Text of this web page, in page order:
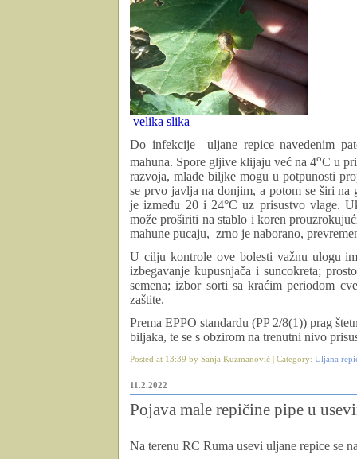
velika slika
Do infekcije uljane repice navedenim
mahuna. Spore gljive klijaju već na 4oC u
razvoja, mlade biljke mogu u potpunosti
se prvo javlja na donjim, a potom se širi na
je između 20 i 24°C uz prisustvo vlage.
može proširiti na stablo i koren
mahune pucaju, zrno je naborano,
U cilju kontrole ove bolesti važnu ulogu
izbegavanje kupusnjača i suncokreta;
semena; izbor sorti sa kraćim periodom
zaštite.
Prema EPPO standardu (PP 2/8(1)) prag
biljaka, te se s obzirom na trenutni nivo
Posted at 13:39 by Sanja Kuzmanović | Category: Uljana
11.2.2022
Pojava male repičine pipe u
Na terenu RC Ruma usevi uljane repice se